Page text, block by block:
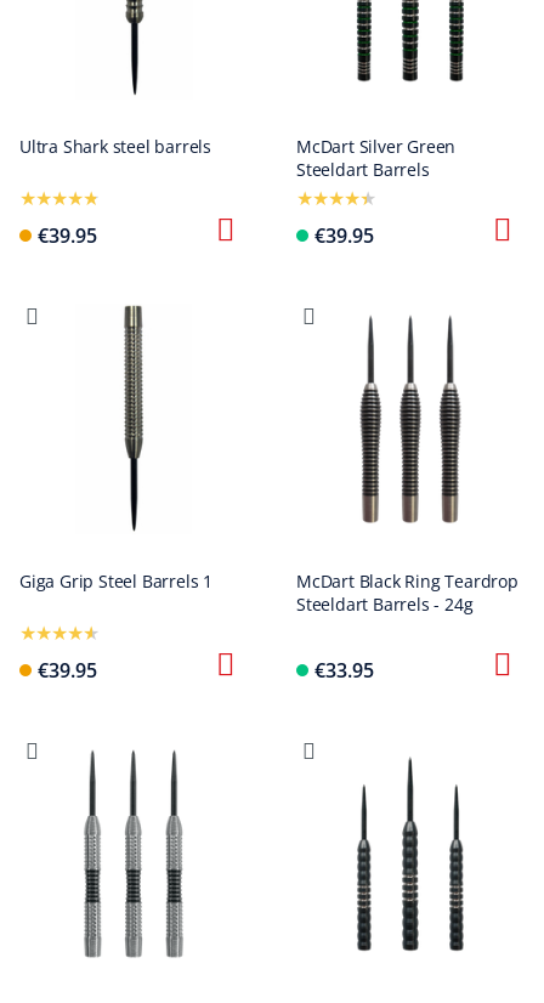
Ultra Shark steel barrels
€39.95
McDart Silver Green
Steeldart Barrels
€39.95
Giga Grip Steel Barrels 1
€39.95
McDart Black Ring Teardrop
Steeldart Barrels - 24g
€33.95